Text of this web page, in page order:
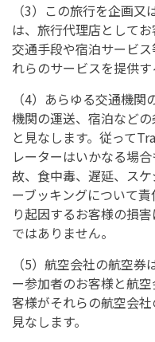
（3）この旅行を企画
は、旅行代理店として
交通手段や宿泊サービ
れらのサービスを提供す
（4）あらゆる交通機
機関の運送、宿泊など
と見なします。従って
レーターはいかなる場
故、食中毒、遅延、ス
ーブッキングについて
り起因するお客様の損
ではありません。
（5）航空会社の航空
ー参加者のお客様と航
客様がそれらの航空会
見なします。